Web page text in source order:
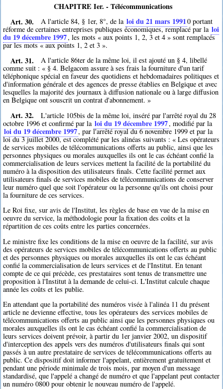
CHAPITRE Ier. - Télécommunications
Art. 30.
A l'article 84, § 1er, 8°, de la loi du 21 mars 19910 portant
réforme de certaines entreprises publiques économiques, remplacé par la loi
du 19 décembre 1997, les mots « aux points 1, 2, 3 et 4 » sont remplacés
par les mots « aux points 1, 2 et 3 ».
Art. 31.
A l'article 86ter de la même loi, il est ajouté un § 4, libellé
comme suit : « § 4. Belgacom assure à ses frais la fourniture d'un tarif
téléphonique spécial en faveur des quotidiens et hebdomadaires politiques et
d'information générale et des agences de presse établies en Belgique et avec
lesquelles la majorité des journaux à diffusion nationale ou à large diffusion
en Belgique ont souscrit un contrat d'abonnement. »
Art. 32.
L'article 105bis de la même loi, inséré par l'arrêté royal du 28
octobre 1996 et confirmé par la loi du 19 décembre 1997, modifié par la
loi du 19 décembre 1997, par l'arrêté royal du 6 novembre 1999 et par la
loi du 3 juillet 2000, est complété par les alinéas suivants : « Les opérateurs
de services mobiles de télécommunications offerts au public, ainsi que les
personnes physiques ou morales auxquelles ils ont le cas échéant confié la
commercialisation de leurs services mettent la facilité de la portabilité du
numéro à la disposition des utilisateurs finals. Cette facilité permet aux
utilisateurs finals de services mobiles de télécommunications de conserver
leur numéro quel que soit l'opérateur ou la personne qu'ils ont choisi pour
la fourniture de ces services.
Le Roi fixe, sur avis de l'Institut, les règles de base en vue de la mise en
oeuvre du service, la méthodologie pour la fixation des coûts et la
répartition de ces coûts entre les parties concernées.
Le ministre fixe les conditions de la mise en oeuvre de la facilité, sur avis
des opérateurs de services mobiles de télécommunications offerts au public
et des personnes physiques ou morales auxquelles ils ont le cas échéant
confié la commercialisation de leurs services et de l'Institut. En tenant
compte de ce qui précède, ces prestataires sont tenus de transmettre une
proposition à l'Institut à la demande de celui-ci. L'Institut calcule chaque
année les coûts et les publie.
En attendant que la portabilité des numéros visée à l'alinéa 11 du présent
article ne devienne effective, tous les opérateurs des services mobiles de
télécommunications offerts au public ainsi que les personnes physiques ou
morales auxquelles ils ont le cas échéant confié la commercialisation de
leurs services doivent prévoir, à partir du 1er janvier 2002, un dispositif
d'interception des appels vers des numéros d'utilisateurs finals qui sont
passés à un autre prestataire de services de télécommunications offerts au
public. Ce dispositif doit informer l'appelant, entièrement gratuitement et
pendant une période minimale de trois mois, par moyen d'un message
standardisé, que l'appelé a changé de numéro et que l'appelant peut contacter
un numéro 0800 pour obtenir le nouveau numéro de l'appelé.